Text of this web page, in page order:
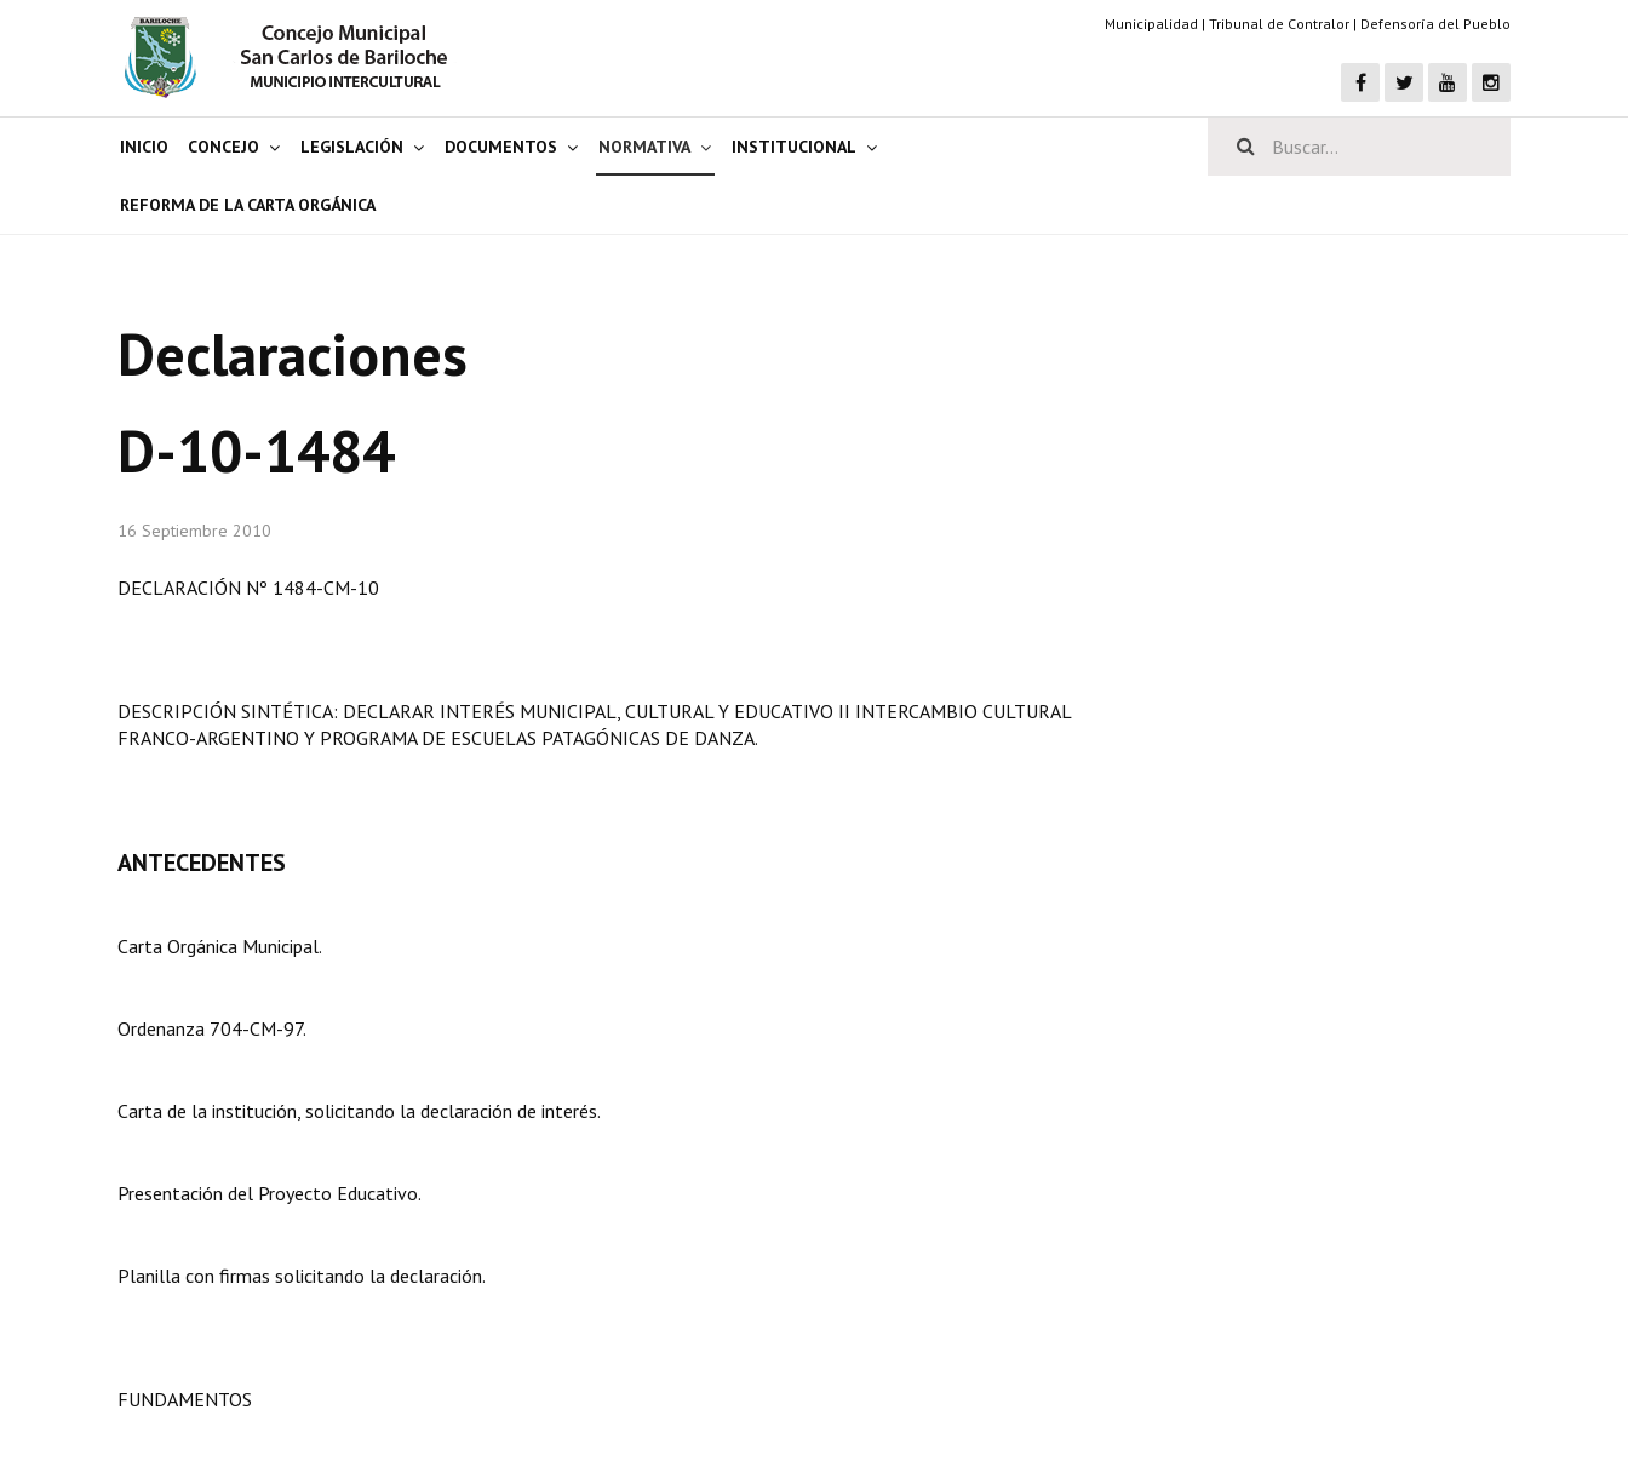
Municipalidad | Tribunal de Contralor | Defensoría del Pueblo
INICIO CONCEJO LEGISLACIÓN DOCUMENTOS NORMATIVA INSTITUCIONAL
REFORMA DE LA CARTA ORGÁNICA
Declaraciones
D-10-1484
16 Septiembre 2010
DECLARACIÓN Nº 1484-CM-10
DESCRIPCIÓN SINTÉTICA: DECLARAR INTERÉS MUNICIPAL, CULTURAL Y EDUCATIVO II INTERCAMBIO CULTURAL
FRANCO-ARGENTINO Y PROGRAMA DE ESCUELAS PATAGÓNICAS DE DANZA.
ANTECEDENTES
Carta Orgánica Municipal.
Ordenanza 704-CM-97.
Carta de la institución, solicitando la declaración de interés.
Presentación del Proyecto Educativo.
Planilla con firmas solicitando la declaración.
FUNDAMENTOS